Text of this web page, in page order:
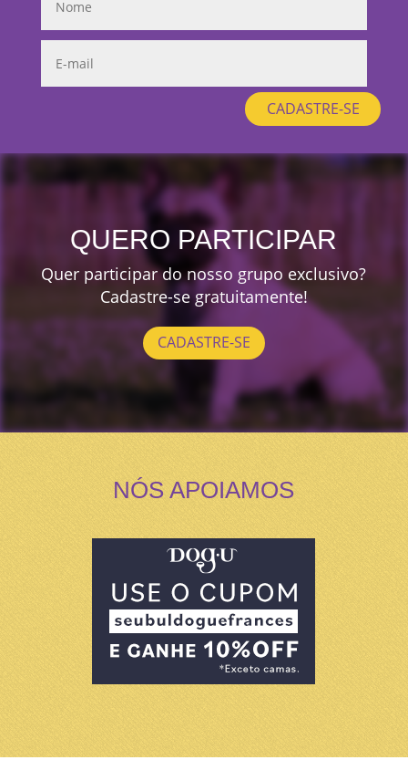
CADASTRE-SE
QUERO PARTICIPAR
Quer participar do nosso grupo exclusivo?
Cadastre-se gratuitamente!
CADASTRE-SE
NÓS APOIAMOS